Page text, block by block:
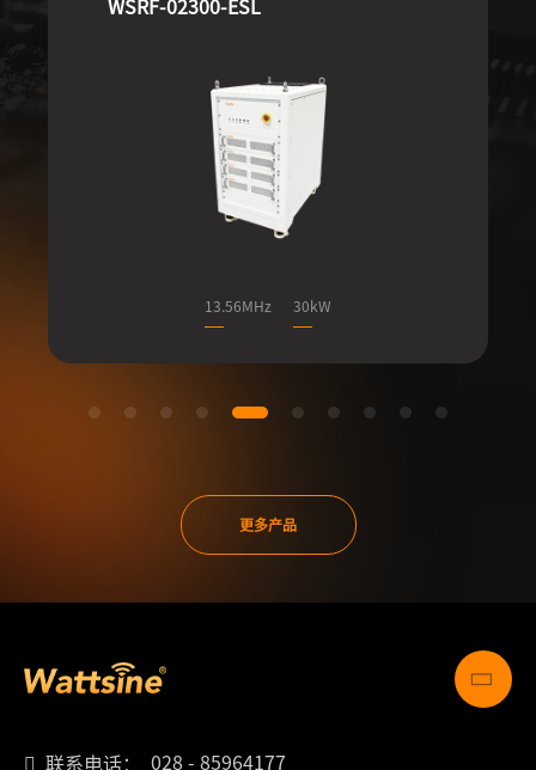
WSRF-02300-ESL
13.56MHz 30kW
更多产品
联系电话： 028 - 85964177